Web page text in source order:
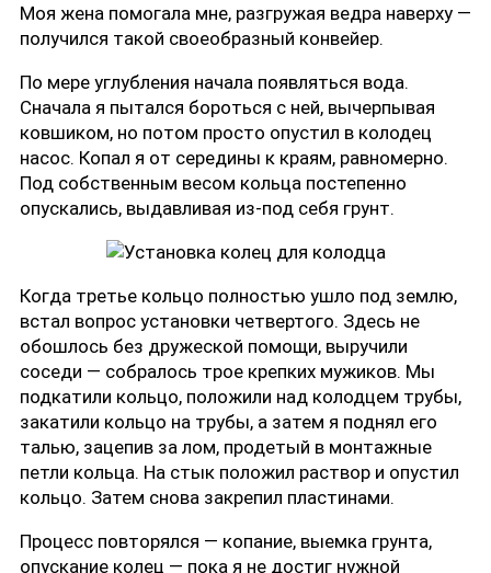
Моя жена помогала мне, разгружая ведра наверху —
получился такой своеобразный конвейер.
По мере углубления начала появляться вода.
Сначала я пытался бороться с ней, вычерпывая
ковшиком, но потом просто опустил в колодец
насос. Копал я от середины к краям, равномерно.
Под собственным весом кольца постепенно
опускались, выдавливая из-под себя грунт.
Когда третье кольцо полностью ушло под землю,
встал вопрос установки четвертого. Здесь не
обошлось без дружеской помощи, выручили
соседи — собралось трое крепких мужиков. Мы
подкатили кольцо, положили над колодцем трубы,
закатили кольцо на трубы, а затем я поднял его
талью, зацепив за лом, продетый в монтажные
петли кольца. На стык положил раствор и опустил
кольцо. Затем снова закрепил пластинами.
Процесс повторялся — копание, выемка грунта,
опускание колец — пока я не достиг нужной